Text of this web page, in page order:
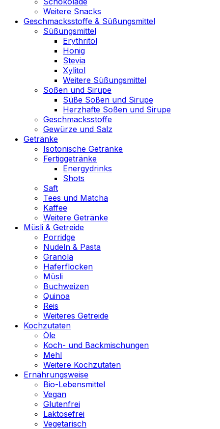
Weitere Snacks
Geschmacksstoffe & Süßungsmittel
Süßungsmittel
Erythritol
Honig
Stevia
Xylitol
Weitere Süßungsmittel
Soßen und Sirupe
Süße Soßen und Sirupe
Herzhafte Soßen und Sirupe
Geschmacksstoffe
Gewürze und Salz
Getränke
Isotonische Getränke
Fertiggetränke
Energydrinks
Shots
Saft
Tees und Matcha
Kaffee
Weitere Getränke
Müsli & Getreide
Porridge
Nudeln & Pasta
Granola
Haferflocken
Müsli
Buchweizen
Quinoa
Reis
Weiteres Getreide
Kochzutaten
Öle
Koch- und Backmischungen
Mehl
Weitere Kochzutaten
Ernährungsweise
Bio-Lebensmittel
Vegan
Glutenfrei
Laktosefrei
Vegetarisch